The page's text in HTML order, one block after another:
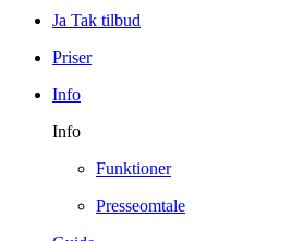
Ja Tak tilbud
Priser
Info
Info
Funktioner
Presseomtale